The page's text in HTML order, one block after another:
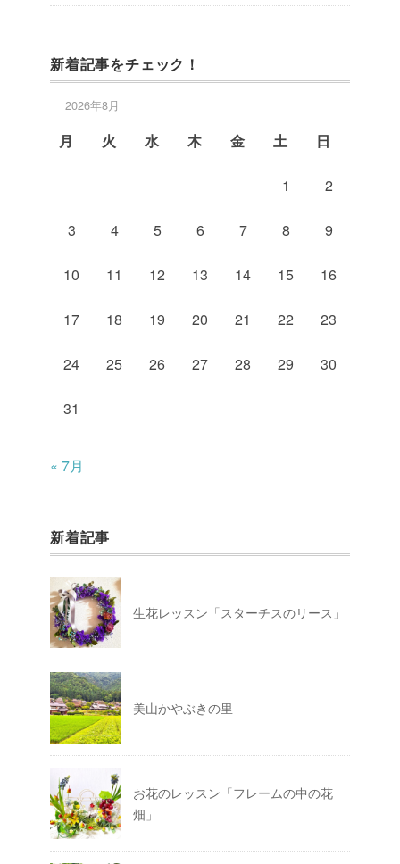
新着記事をチェック！
2026年8月
月 火 水 木 金 土 日
1 2
3 4 5 6 7 8 9
10 11 12 13 14 15 16
17 18 19 20 21 22 23
24 25 26 27 28 29 30
31
« 7月
新着記事
生花レッスン「スターチスのリース」
美山かやぶきの里
お花のレッスン「フレームの中の花
畑」